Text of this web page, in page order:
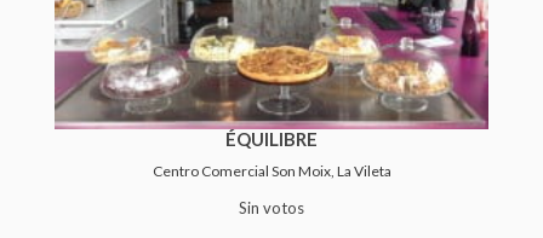
ÉQUILIBRE
Centro Comercial Son Moix, La Vileta
Sin votos